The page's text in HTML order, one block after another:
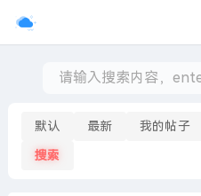
默认 最新 我的帖子
搜索